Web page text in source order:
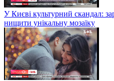
У Києві культурний скандал:
нищити унікальну мозаїку